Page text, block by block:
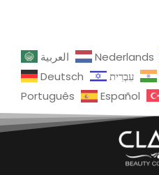
العربية Nederlands
Deutsch
עִבְרִית
Português
Español